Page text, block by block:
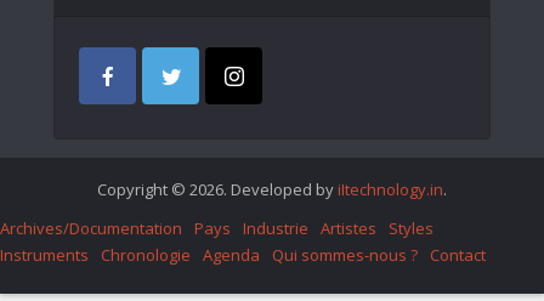
Copyright © 2026. Developed by iItechnology.in.
Archives/Documentation
Pays Industrie Artistes
Styles
Instruments
Chronologie Agenda Qui sommes-nous ? Contact